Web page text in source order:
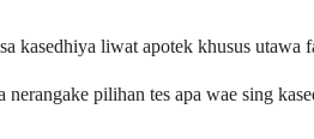
kasedhiya liwat apotek khusus utawa
pilihan tes apa wae sing